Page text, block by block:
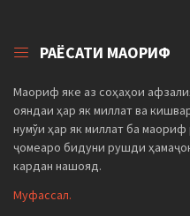
РАЁСАТИ МАОРИФ
Маориф яке аз соҳаҳои
ояндаи ҳар як миллат ва
нумўи ҳар як миллат ба
ҷомеаро бидуни рушди
кардан нашояд.
Муфассал.